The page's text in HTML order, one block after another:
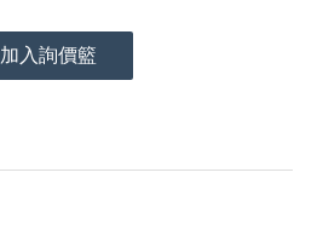
加入詢價籃